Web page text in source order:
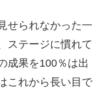
せられなかった一
ステージに慣れて
成果を100％は出
これから長い目で